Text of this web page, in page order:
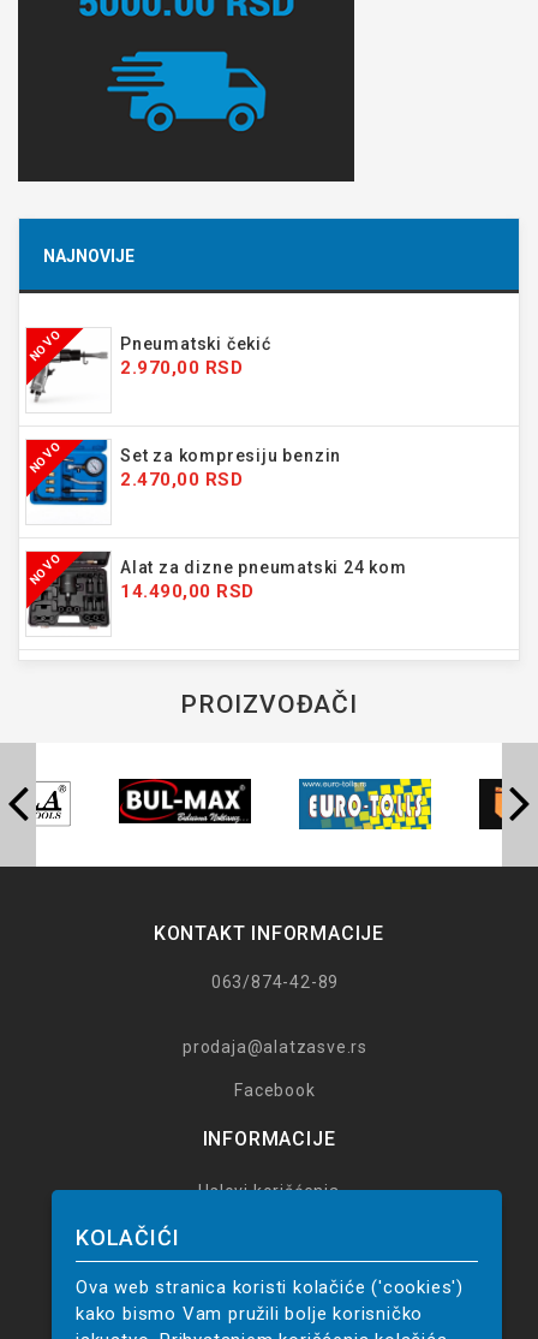
NAJNOVIJE
NOVO Pneumatski čekić
2.970,00 RSD
NOVO Set za kompresiju benzin
2.470,00 RSD
NOVO Alat za dizne pneumatski 24 kom
14.490,00 RSD
PROIZVOĐAČI
KONTAKT INFORMACIJE
063/874-42-89
prodaja@alatzasve.rs
Facebook
INFORMACIJE
Uslovi korišćenja
Reklamacije
14 dana za povrat
Politika privatnosti
KOLAČIĆI
Ova web stranica koristi kolačiće ('cookies')
kako bismo Vam pružili bolje korisničko